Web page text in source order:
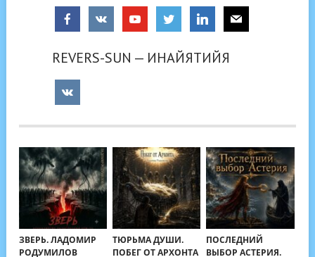
REVERS-SUN — ИНАЙЯТИЙЯ
ЗВЕРЬ. ЛАДОМИР
РОДУМИЛОВ
ТЮРЬМА ДУШИ.
ПОБЕГ ОТ АРХОНТА
ПОСЛЕДНИЙ
ВЫБОР АСТЕРИЯ.